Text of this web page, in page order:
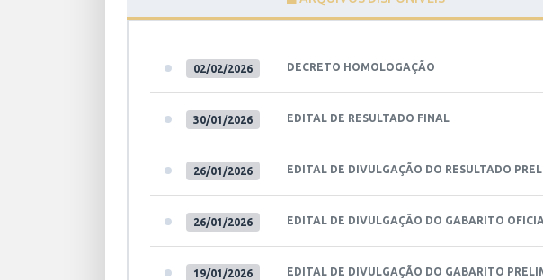
02/02/2026 DECRETO HOMOLOGAÇÃO
30/01/2026 EDITAL DE RESULTADO FINAL
26/01/2026 EDITAL DE DIVULGAÇÃO DO RESULTADO
26/01/2026 EDITAL DE DIVULGAÇÃO DO GABARITO
19/01/2026 EDITAL DE DIVULGAÇÃO DO GABARITO